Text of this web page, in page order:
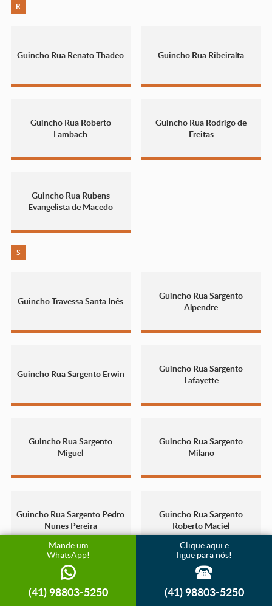
R
Guincho Rua Renato Thadeo Guincho Rua Ribeiralta
Guincho Rua Roberto
Lambach
Guincho Rua Rodrigo de
Freitas
Guincho Rua Rubens
Evangelista de Macedo
S
Guincho Travessa Santa Inês
Guincho Rua Sargento
Alpendre
Guincho Rua Sargento Erwin
Guincho Rua Sargento
Lafayette
Guincho Rua Sargento
Miguel
Guincho Rua Sargento
Milano
Guincho Rua Sargento Pedro
Nunes Pereira
Guincho Rua Sargento
Roberto Maciel
Guincho Rua Sargento
Roberto Sabino
Guincho Rua Senta a Pua
Mande um
WhatsApp!
(41) 98803-5250
Clique aqui e
ligue para nós!
(41) 98803-5250